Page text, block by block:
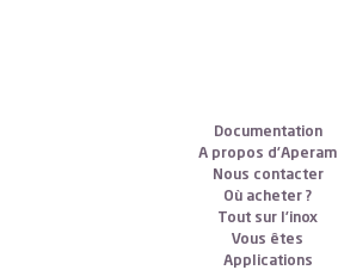
Documentation
A propos d’Aperam
Nous contacter
Où acheter ?
Tout sur l’inox
Vous êtes
Applications